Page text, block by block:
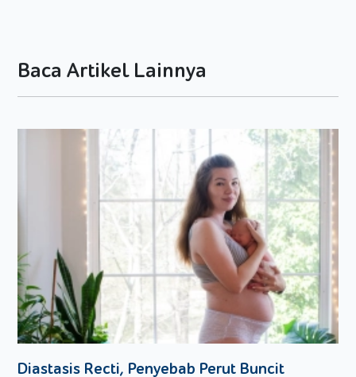
jumlah berlebih, tidak akan baik. Hal ini akan menjadi awal
banyak masalah kesehatan, mulai dari gigi berlubang hingga
obesitas, dan yang paling menakutkan, bisa menjadi awal
Tidak hanya itu saja, dengan mengkonsumsi buah-buahan
secara berlebihan, kalori dan gula untuk kebutuhan
pembentukan energi memang dapat terpenuhi. Tapi, hal itu
hanya didapat dari buah dan membuat Si Kecil menjadi lebih
kenyang. Sedangkan makanan lain, seperti nasi dan daging
yang juga dibutuhkan oleh Si Kecil tidak termakan, yang
artinya nutrisi lain dalam makanan tersebut tidak akan
didapat. Ini akan mempengaruhi perkembangan tubuh
maupun otak Si Kecil.
Meskipun ada dampak negatif dari makan buah-buahan
secara berlebihan untuk Si Kecil, buah-buahan masih
dibutuhkan oleh Si Kecil. Yang perlu Moms lakukan adalah
Baca Artikel Lainnya
Diastasis Recti, Penyebab Perut Buncit